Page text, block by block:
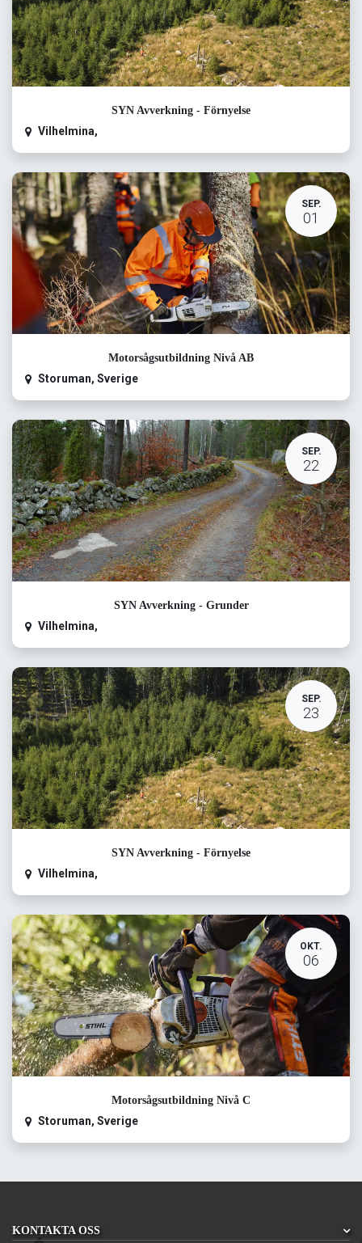
SYN Avverkning - Förnyelse
Vilhelmina,
SEP.
01
Motorsågsutbildning Nivå AB
Storuman, Sverige
SEP.
22
SYN Avverkning - Grunder
Vilhelmina,
SEP.
23
SYN Avverkning - Förnyelse
Vilhelmina,
OKT.
06
Motorsågsutbildning Nivå C
Storuman, Sverige
KONTAKTA OSS